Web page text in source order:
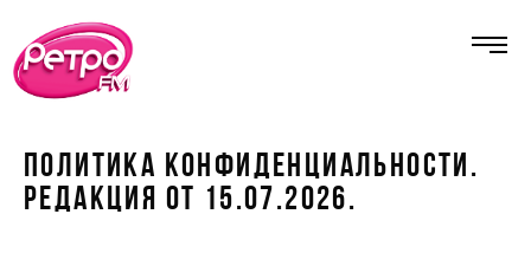
ПОЛИТИКА КОНФИДЕНЦИАЛЬНОСТИ.
РЕДАКЦИЯ ОТ 15.07.2026.